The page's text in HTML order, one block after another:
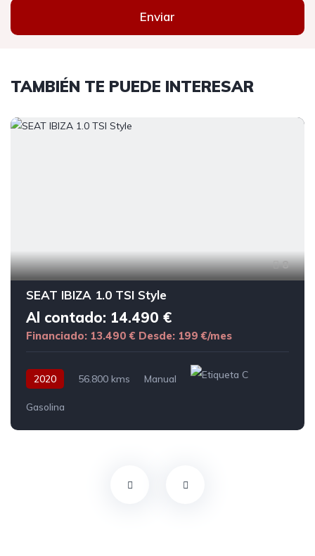
Enviar
TAMBIÉN TE PUEDE INTERESAR
8
SEAT IBIZA 1.0 TSI Style
Al contado: 14.490 €
Financiado: 13.490 € Desde: 199 €/mes
2020 56.800 kms Manual
Gasolina